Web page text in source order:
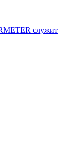
служит